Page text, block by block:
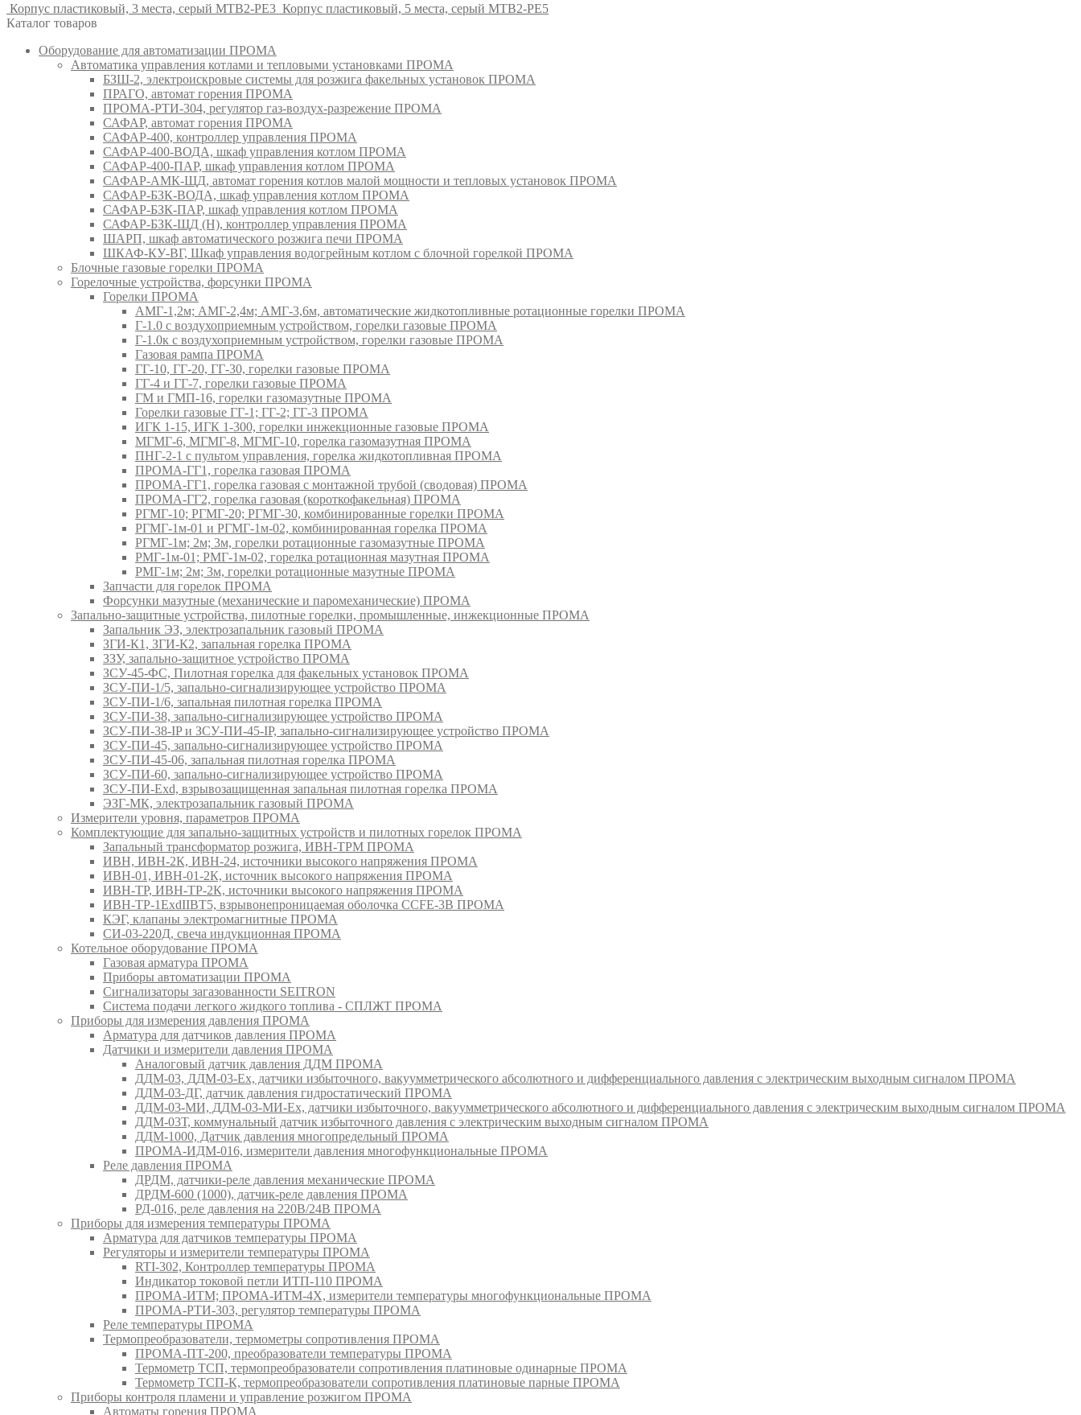
Корпус пластиковый, 3 места, серый MTB2-PE3 Корпус пластиковый, 5 места, серый MTB2-PE5
Каталог товаров
Оборудование для автоматизации ПРОМА
Автоматика управления котлами и тепловыми установками ПРОМА
БЗШ-2, электроискровые системы для розжига факельных установок ПРОМА
ПРАГО, автомат горения ПРОМА
ПРОМА-РТИ-304, регулятор газ-воздух-разрежение ПРОМА
САФАР, автомат горения ПРОМА
САФАР-400, контроллер управления ПРОМА
САФАР-400-ВОДА, шкаф управления котлом ПРОМА
САФАР-400-ПАР, шкаф управления котлом ПРОМА
САФАР-АМК-ЩД, автомат горения котлов малой мощности и тепловых установок ПРОМА
САФАР-БЗК-ВОДА, шкаф управления котлом ПРОМА
САФАР-БЗК-ПАР, шкаф управления котлом ПРОМА
САФАР-БЗК-ЩД (Н), контроллер управления ПРОМА
ШАРП, шкаф автоматического розжига печи ПРОМА
ШКАФ-КУ-ВГ, Шкаф управления водогрейным котлом с блочной горелкой ПРОМА
Блочные газовые горелки ПРОМА
Горелочные устройства, форсунки ПРОМА
Горелки ПРОМА
АМГ-1,2м; АМГ-2,4м; АМГ-3,6м, автоматические жидкотопливные ротационные горелки ПРОМА
Г-1.0 с воздухоприемным устройством, горелки газовые ПРОМА
Г-1.0к с воздухоприемным устройством, горелки газовые ПРОМА
Газовая рампа ПРОМА
ГГ-10, ГГ-20, ГГ-30, горелки газовые ПРОМА
ГГ-4 и ГГ-7, горелки газовые ПРОМА
ГМ и ГМП-16, горелки газомазутные ПРОМА
Горелки газовые ГГ-1; ГГ-2; ГГ-3 ПРОМА
ИГК 1-15, ИГК 1-300, горелки инжекционные газовые ПРОМА
МГМГ-6, МГМГ-8, МГМГ-10, горелка газомазутная ПРОМА
ПНГ-2-1 с пультом управления, горелка жидкотопливная ПРОМА
ПРОМА-ГГ1, горелка газовая ПРОМА
ПРОМА-ГГ1, горелка газовая с монтажной трубой (сводовая) ПРОМА
ПРОМА-ГГ2, горелка газовая (короткофакельная) ПРОМА
РГМГ-10; РГМГ-20; РГМГ-30, комбинированные горелки ПРОМА
РГМГ-1м-01 и РГМГ-1м-02, комбинированная горелка ПРОМА
РГМГ-1м; 2м; 3м, горелки ротационные газомазутные ПРОМА
РМГ-1м-01; РМГ-1м-02, горелка ротационная мазутная ПРОМА
РМГ-1м; 2м; 3м, горелки ротационные мазутные ПРОМА
Запчасти для горелок ПРОМА
Форсунки мазутные (механические и паромеханические) ПРОМА
Запально-защитные устройства, пилотные горелки, промышленные, инжекционные ПРОМА
Запальник ЭЗ, электрозапальник газовый ПРОМА
ЗГИ-К1, ЗГИ-К2, запальная горелка ПРОМА
ЗЗУ, запально-защитное устройство ПРОМА
ЗСУ-45-ФС, Пилотная горелка для факельных установок ПРОМА
ЗСУ-ПИ-1/5, запально-сигнализирующее устройство ПРОМА
ЗСУ-ПИ-1/6, запальная пилотная горелка ПРОМА
ЗСУ-ПИ-38, запально-сигнализирующее устройство ПРОМА
ЗСУ-ПИ-38-IP и ЗСУ-ПИ-45-IP, запально-сигнализирующее устройство ПРОМА
ЗСУ-ПИ-45, запально-сигнализирующее устройство ПРОМА
ЗСУ-ПИ-45-06, запальная пилотная горелка ПРОМА
ЗСУ-ПИ-60, запально-сигнализирующее устройство ПРОМА
ЗСУ-ПИ-Exd, взрывозащищенная запальная пилотная горелка ПРОМА
ЭЗГ-МК, электрозапальник газовый ПРОМА
Измерители уровня, параметров ПРОМА
Комплектующие для запально-защитных устройств и пилотных горелок ПРОМА
Запальный трансформатор розжига, ИВН-ТРМ ПРОМА
ИВН, ИВН-2К, ИВН-24, источники высокого напряжения ПРОМА
ИВН-01, ИВН-01-2К, источник высокого напряжения ПРОМА
ИВН-ТР, ИВН-ТР-2К, источники высокого напряжения ПРОМА
ИВН-ТР-1ExdIIBT5, взрывонепроницаемая оболочка CCFE-3B ПРОМА
КЭГ, клапаны электромагнитные ПРОМА
СИ-03-220Д, свеча индукционная ПРОМА
Котельное оборудование ПРОМА
Газовая арматура ПРОМА
Приборы автоматизации ПРОМА
Сигнализаторы загазованности SEITRON
Система подачи легкого жидкого топлива - СПЛЖТ ПРОМА
Приборы для измерения давления ПРОМА
Арматура для датчиков давления ПРОМА
Датчики и измерители давления ПРОМА
Аналоговый датчик давления ДДМ ПРОМА
ДДМ-03, ДДМ-03-Ех, датчики избыточного, вакуумметрического абсолютного и дифференциального давления с электрическим выходным сигналом ПРОМА
ДДМ-03-ДГ, датчик давления гидростатический ПРОМА
ДДМ-03-МИ, ДДМ-03-МИ-Ех, датчики избыточного, вакуумметрического абсолютного и дифференциального давления с электрическим выходным сигналом ПРОМА
ДДМ-03Т, коммунальный датчик избыточного давления с электрическим выходным сигналом ПРОМА
ДДМ-1000, Датчик давления многопредельный ПРОМА
ПРОМА-ИДМ-016, измерители давления многофункциональные ПРОМА
Реле давления ПРОМА
ДРДМ, датчики-реле давления механические ПРОМА
ДРДМ-600 (1000), датчик-реле давления ПРОМА
РД-016, реле давления на 220В/24В ПРОМА
Приборы для измерения температуры ПРОМА
Арматура для датчиков температуры ПРОМА
Регуляторы и измерители температуры ПРОМА
RTI-302, Контроллер температуры ПРОМА
Индикатор токовой петли ИТП-110 ПРОМА
ПРОМА-ИТМ; ПРОМА-ИТМ-4Х, измерители температуры многофункциональные ПРОМА
ПРОМА-РТИ-303, регулятор температуры ПРОМА
Реле температуры ПРОМА
Термопреобразователи, термометры сопротивления ПРОМА
ПРОМА-ПТ-200, преобразователи температуры ПРОМА
Термометр ТСП, термопреобразователи сопротивления платиновые одинарные ПРОМА
Термометр ТСП-К, термопреобразователи сопротивления платиновые парные ПРОМА
Приборы контроля пламени и управление розжигом ПРОМА
Автоматы горения ПРОМА